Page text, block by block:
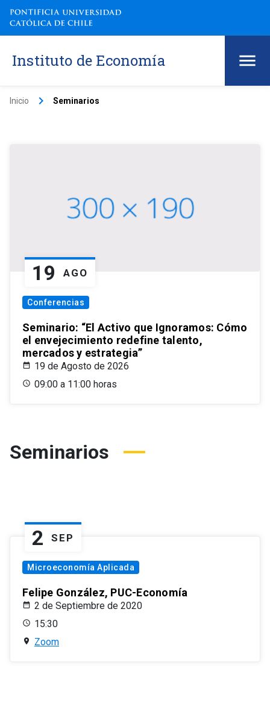
Instituto de Economía
Inicio keyboard_arrow_right Seminarios
19 AGO
Conferencias
Seminario: “El Activo que Ignoramos: Cómo
el envejecimiento redefine talento,
mercados y estrategia”
19 de Agosto de 2026
09:00 a 11:00 horas
Seminarios
2 SEP
Microeconomía Aplicada
Felipe González, PUC-Economía
2 de Septiembre de 2020
15:30
Zoom